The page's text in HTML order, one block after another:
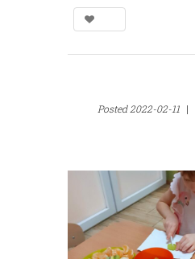
Posted2022-02-11 |